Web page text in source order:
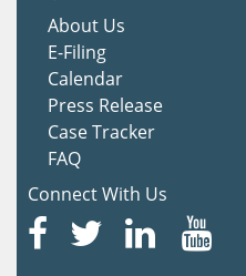
About Us
E-Filing
Calendar
Press Release
Case Tracker
FAQ
Connect With Us